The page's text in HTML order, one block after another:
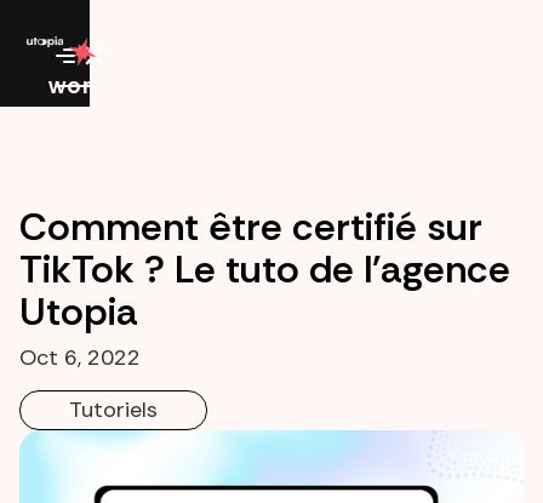
work
Comment être certifié sur
TikTok ? Le tuto de l'agence
Utopia
Oct 6, 2022
Tutoriels